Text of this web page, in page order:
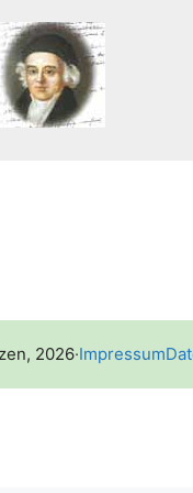
2026·Impressum